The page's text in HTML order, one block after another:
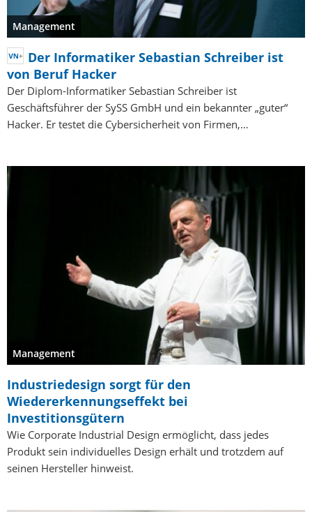
Management
Der Informatiker Sebastian Schreiber ist
von Beruf Hacker
Der Diplom-Informatiker Sebastian Schreiber ist
Geschäftsführer der SySS GmbH und ein bekannter „guter“
Hacker. Er testet die Cybersicherheit von Firmen,…
Management
Industriedesign sorgt für den
Wiedererkennungseffekt bei
Investitionsgütern
Wie Corporate Industrial Design ermöglicht, dass jedes
Produkt sein individuelles Design erhält und trotzdem auf
seinen Hersteller hinweist.